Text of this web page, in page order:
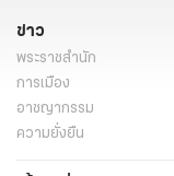
นโย
ข่าวการเมือง ข่าวกา
ข่าวการเมืองล่าสุด
ข่าว
พระราชสำนัก
การเมือง
อาชญากรรม
ความยั่งยืน